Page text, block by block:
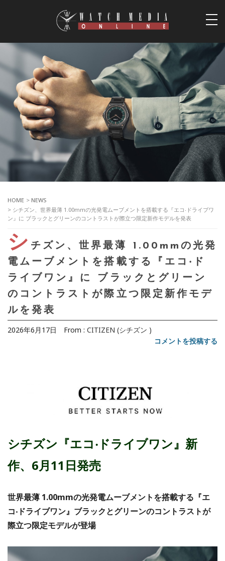
HOME > NEWS
> シチズン、世界最薄 1.00mmの光発電ムーブメントを搭載する『エコ‧ドライブワ
ン』に ブラックとグリーンのコントラストが際⽴つ限定新作モデルを発表
シ チズン、世界最薄 1.00mmの光発
電ムーブメントを搭載する『エコ‧ド
ライブワン』に ブラックとグリーン
のコントラストが際⽴つ限定新作モデ
ルを発表
2026年6月17日 From : CITIZEN (シチズン )
コメントを投稿する
シチズン『エコ‧ドライブワン』新
作、6月11日発売
世界最薄 1.00mmの光発電ムーブメントを搭載する『エ
コ‧ドライブワン』ブラックとグリーンのコントラストが
際⽴つ限定モデルが登場